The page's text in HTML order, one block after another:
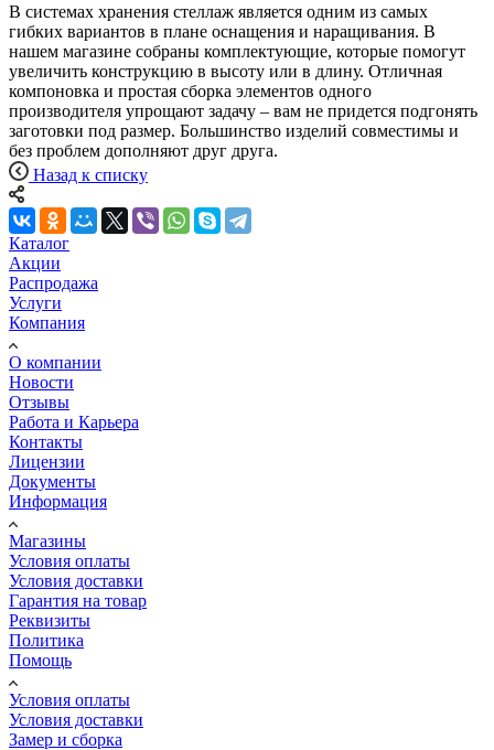
В системах хранения стеллаж является одним из самых
гибких вариантов в плане оснащения и наращивания. В
нашем магазине собраны комплектующие, которые помогут
увеличить конструкцию в высоту или в длину. Отличная
компоновка и простая сборка элементов одного
производителя упрощают задачу – вам не придется подгонять
заготовки под размер. Большинство изделий совместимы и
без проблем дополняют друг друга.
Назад к списку
Каталог
Акции
Распродажа
Услуги
Компания
О компании
Новости
Отзывы
Работа и Карьера
Контакты
Лицензии
Документы
Информация
Магазины
Условия оплаты
Условия доставки
Гарантия на товар
Реквизиты
Политика
Помощь
Условия оплаты
Условия доставки
Замер и сборка